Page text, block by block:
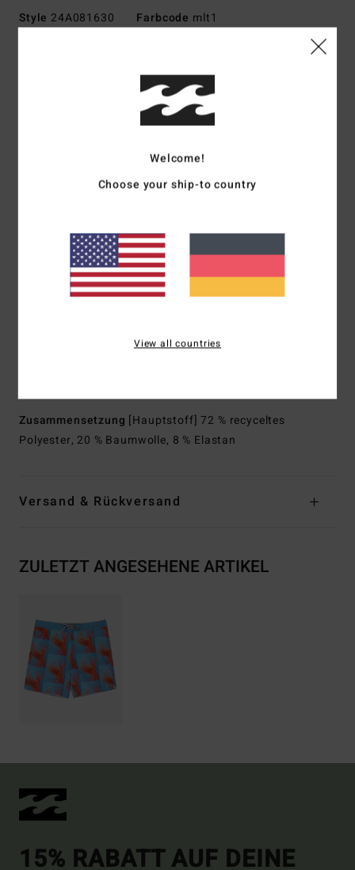
Style 24A081630 Farbcode mlt1
17,5" Außennaht
Recyceltes Material:Recycelter Stoff mit 4-Way-Stretch
Hochperformance-Stoff, der aus recycelten PET-
Kombination aus Performance und Komfort
Imprägnierung:Wasserabweisende Micro-Repel-
Passform:Layback, ein Modern Fit mit Seitentaschen
und einem Bund mit elastischem Kordelzug
Fürs Entspannen am Strand oder eine schnelle
Seitentaschen
Zusammensetzung [Hauptstoff] 72 % recyceltes
Polyester, 20 % Baumwolle, 8 % Elastan
Versand & Rückversand
ZULETZT ANGESEHENE ARTIKEL
15% RABATT AUF DEINE
Welcome!
Choose your ship-to country
View all countries